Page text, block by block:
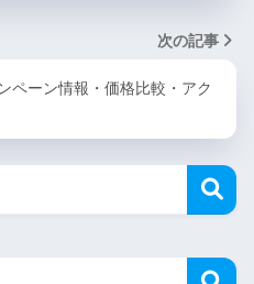
次の記事
ーン情報・価格比較・アク